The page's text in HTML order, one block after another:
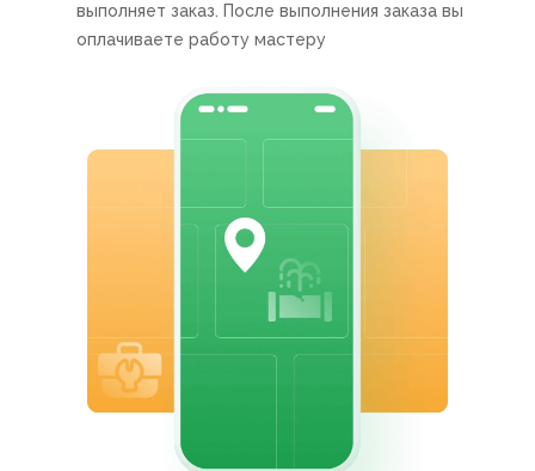
выполняет заказ. После выполнения заказа вы
оплачиваете работу мастеру